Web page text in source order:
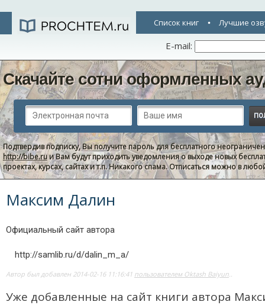
Список книг Лучшие
E-mail:
Скачайте сотни оформленных
Подтвердив подписку, Вы получите пароль для бесплатного
http://bibe.ruи Вам будут приходить уведомления о выходе новых
проектах, курсах, сайтах и т.п. Никакого спама. Отписаться можно в
Максим Далин
Официальный сайт автора
http://samlib.ru/d/dalin_m_a/
Автор был добавлен 2014-02-16 11:16:41 пользователем Oktash Baiyun..
Уже добавленные на сайт книги автора